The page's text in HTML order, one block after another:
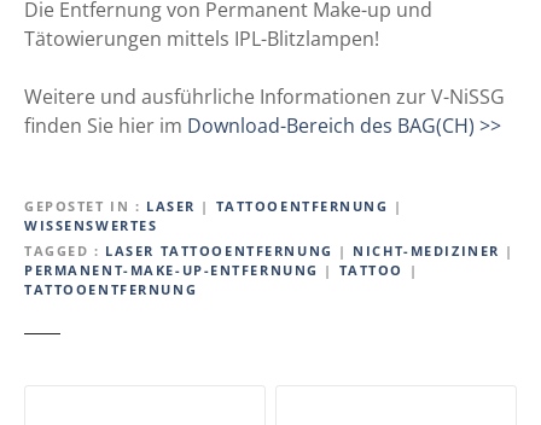
Die Entfernung von Permanent Make-up und
Tätowierungen mittels IPL-Blitzlampen!
Weitere und ausführliche Informationen zur V-NiSSG
finden Sie hier im Download-Bereich des BAG(CH) >>
GEPOSTET IN LASER | TATTOOENTFERNUNG |
WISSENSWERTES
TAGGED
LASER TATTOOENTFERNUNG | NICHT-MEDIZINER |
PERMANENT-MAKE-UP-ENTFERNUNG | TATTOO
|
TATTOOENTFERNUNG